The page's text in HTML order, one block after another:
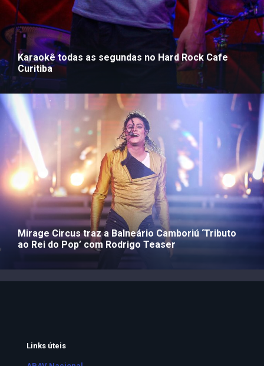
Karaokê todas as segundas no Hard Rock Cafe
Curitiba
Mirage Circus traz a Balneário Camboriú ‘Tributo
ao Rei do Pop’ com Rodrigo Teaser
Links úteis